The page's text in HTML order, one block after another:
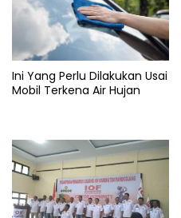
MotoGP
Repsol
Sirkuit
Ini Yang Perlu Dilakukan Usai
Mobil Terkena Air Hujan